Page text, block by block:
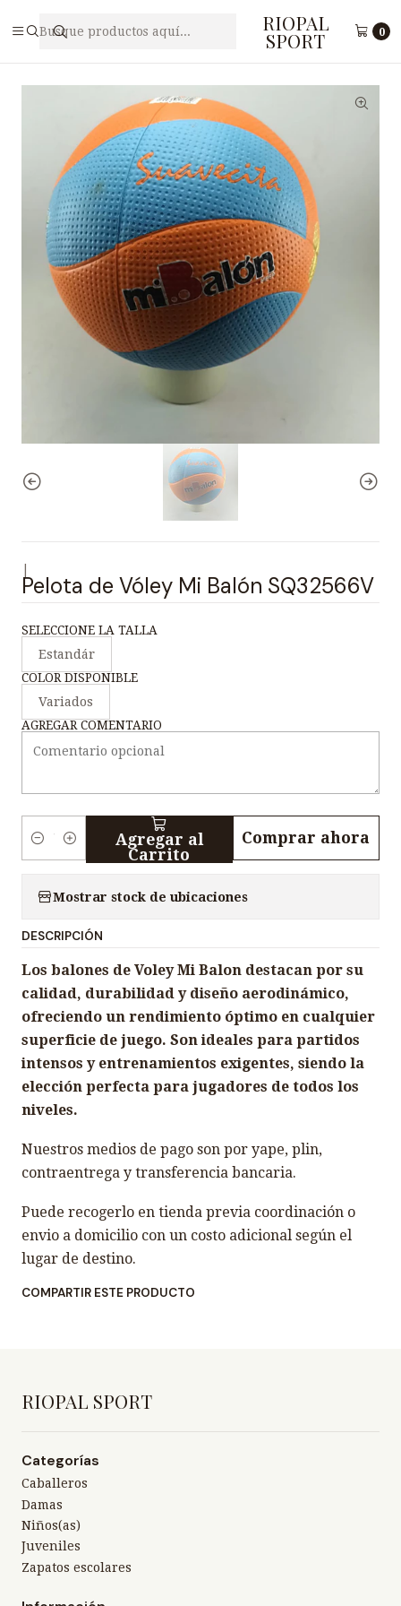
RIOPAL
SPORT 0
Pelotas deportivas
Pelota de Vóley Mi Balón SQ32566V
Pelota de Vóley Mi Balón SQ32566V
SELECCIONE LA TALLA
Estandár
COLOR DISPONIBLE
Variados
AGREGAR COMENTARIO
i
d
a
d
Agregar al
Carrito
Comprar ahora
Mostrar stock de ubicaciones
DESCRIPCIÓN
Los balones de Voley Mi Balon destacan por su
calidad, durabilidad y diseño aerodinámico,
ofreciendo un rendimiento óptimo en cualquier
superficie de juego. Son ideales para partidos
intensos y entrenamientos exigentes, siendo la
elección perfecta para jugadores de todos los
niveles.
Nuestros medios de pago son por yape, plin,
contraentrega y transferencia bancaria.
Puede recogerlo en tienda previa coordinación o
envio a domicilio con un costo adicional según el
lugar de destino.
COMPARTIR ESTE PRODUCTO
RIOPAL SPORT
Categorías
Caballeros
Damas
Niños(as)
Juveniles
Zapatos escolares